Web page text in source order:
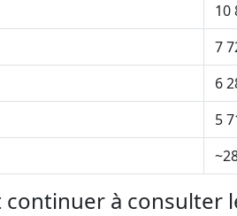
10
7
6
5
à consulter